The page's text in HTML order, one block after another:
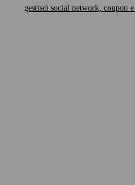
gestisci social network, coupon